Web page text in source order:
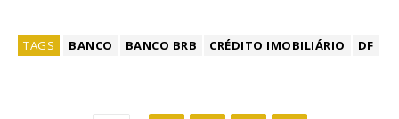
TAGS BANCO BANCO BRB CRÉDITO IMOBILIÁRIO DF